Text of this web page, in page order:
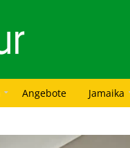
Angebote Jamaika